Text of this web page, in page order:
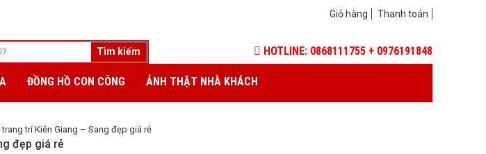
Giỏ hàng Thanh toán
HOTLINE: 0868111755 + 0976191848
ĐỒNG HỒ CON CÔNG ẢNH THẬT NHÀ KHÁCH
trí Kiên Giang – Sang đẹp giá rẻ
đẹp giá rẻ